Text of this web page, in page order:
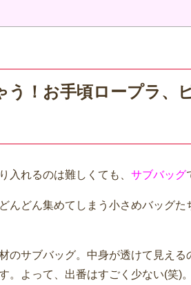
う！お手頃ロープラ、
入れるのは難しくても、 サブバッグ
んどん集めてしまう小さめバッグ
のサブバッグ。中身が透けて見え
。よって、出番はすごく少ない(笑)